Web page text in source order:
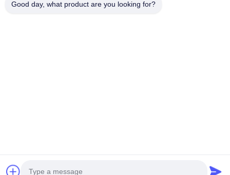
Good day, what product are you looking for?